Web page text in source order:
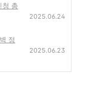
청 총
2025.06.24
정
2025.06.23